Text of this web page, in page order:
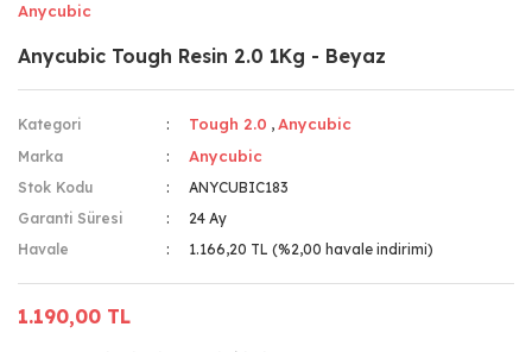
Anycubic
Anycubic Tough Resin 2.0 1Kg - Beyaz
Kategori Tough 2.0 ,Anycubic
Marka Anycubic
Stok Kodu
ANYCUBIC183
Garanti Süresi
24 Ay
Havale
1.166,20 TL (%2,00 havale indirimi)
1.190,00 TL